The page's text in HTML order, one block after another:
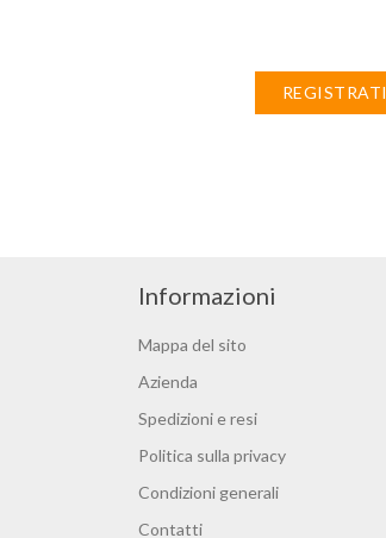
REGISTRATI
Informazioni
Mappa del sito
Azienda
Spedizioni e resi
Politica sulla privacy
Condizioni generali
Contatti